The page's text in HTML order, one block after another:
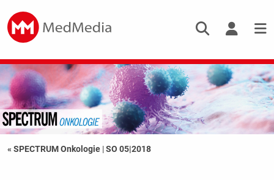
« SPECTRUM Onkologie |SO 05|2018